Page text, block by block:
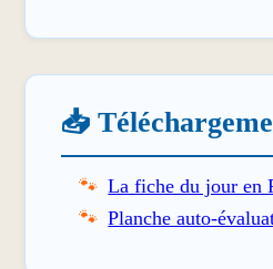
📥
La fiche du jour en
Planche auto-